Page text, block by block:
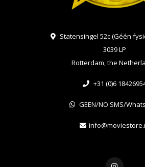
Statensingel 52c (Géén
3039 LP
Rotterdam, the
+31 (0)6
GEEN/NO SMS/